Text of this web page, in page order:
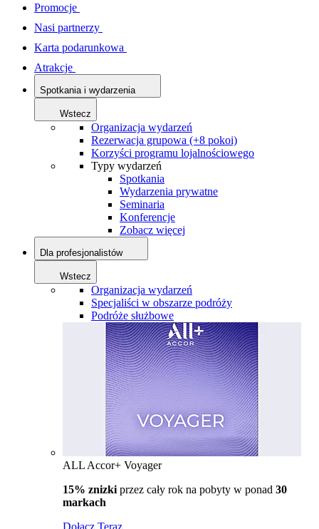
Promocje
Nasi partnerzy
Karta podarunkowa
Atrakcje
Spotkania i wydarzenia
Wstecz
Organizacja wydarzeń
Rezerwacja grupowa (+8 pokoi)
Korzyści programu lojalnościowego
Typy wydarzeń
Spotkania
Wydarzenia prywatne
Seminaria
Konferencje
Zobacz więcej
Dla profesjonalistów
Wstecz
Organizacja wydarzeń
Specjaliści w obszarze podróży
Podróże służbowe
ALL Accor+ Voyager
15% znizki przez cały rok na pobyty w ponad 30
markach
Dołącz Teraz